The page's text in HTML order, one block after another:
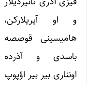
و او آیریلارکن،
هامیسینی قوصصه
باسدی و آذرده
اونناری بیر بیر اؤپوپ